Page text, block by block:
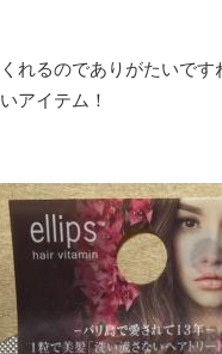
れるのでありがたいで
アイテム！